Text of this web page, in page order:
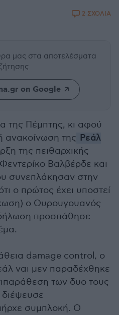
2 ΣΧΟΛΙΑ
μας στα αποτελέσματα
on Google
της Πέμπτης, κι αφού
ανακοίνωση της Ρεάλ
της πειθαρχικής
Βαλβέρδε και
συνεπλάκησαν στην
ο πρώτος έχει υποστεί
ο Ουρουγουανός
προσπάθησε
damage control, ο
ναι μεν παραδέχθηκε
των δυο τους
συμπλοκή. Ο